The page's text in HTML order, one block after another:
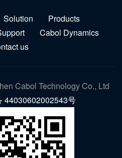
Solution
Products
Cabol Dynamics
us
Cabol Technology Co., Ltd
44030602002543号